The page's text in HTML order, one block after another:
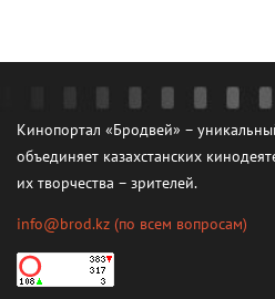
Кинопортал «Бродвей» –
объединяет казахстанских
их творчества – зрителей.
info@brod.kz (по всем вопросам)